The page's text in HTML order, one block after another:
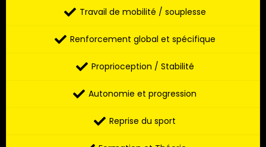
Travail de mobilité / souplesse
Renforcement global et spécifique
Proprioception / Stabilité
Autonomie et progression
Reprise du sport